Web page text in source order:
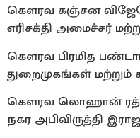
கௌரவ கஞ்சன
எரிசக்தி அமைச்சர்
கௌரவ பிரமித
துறைமுகங்கள்
கௌரவ லொஹான்
நகர அபிவிருத்தி